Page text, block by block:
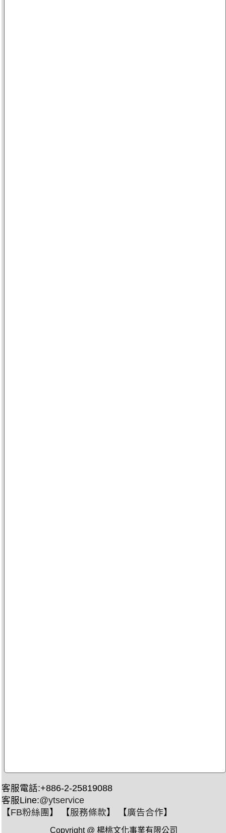
客服電話:+886-2-25819088
客服Line:@ytservice
【FB粉絲團 】 【服務條款】 【廣告合作】
Copyright @ 楊桃文化事業有限公司